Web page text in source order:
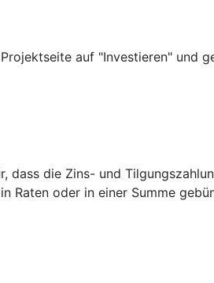
auf "Investieren" und
die Zins- und
Raten oder in einer Summe